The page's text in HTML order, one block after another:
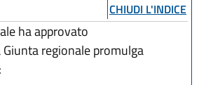
CHIUDI L'INDICE
ha approvato
regionale promulga